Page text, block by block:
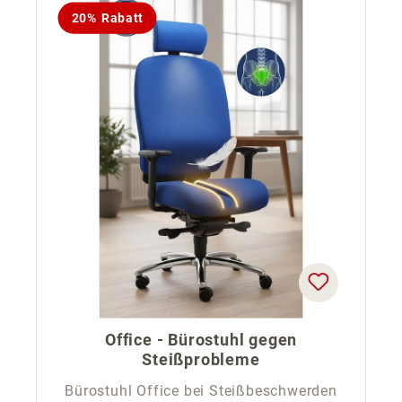
20% Rabatt
Office - Bürostuhl gegen
Steißprobleme
Bürostuhl Office bei Steißbeschwerden